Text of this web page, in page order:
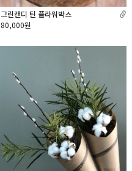
그린캔디 틴 플라워박스
80,000원